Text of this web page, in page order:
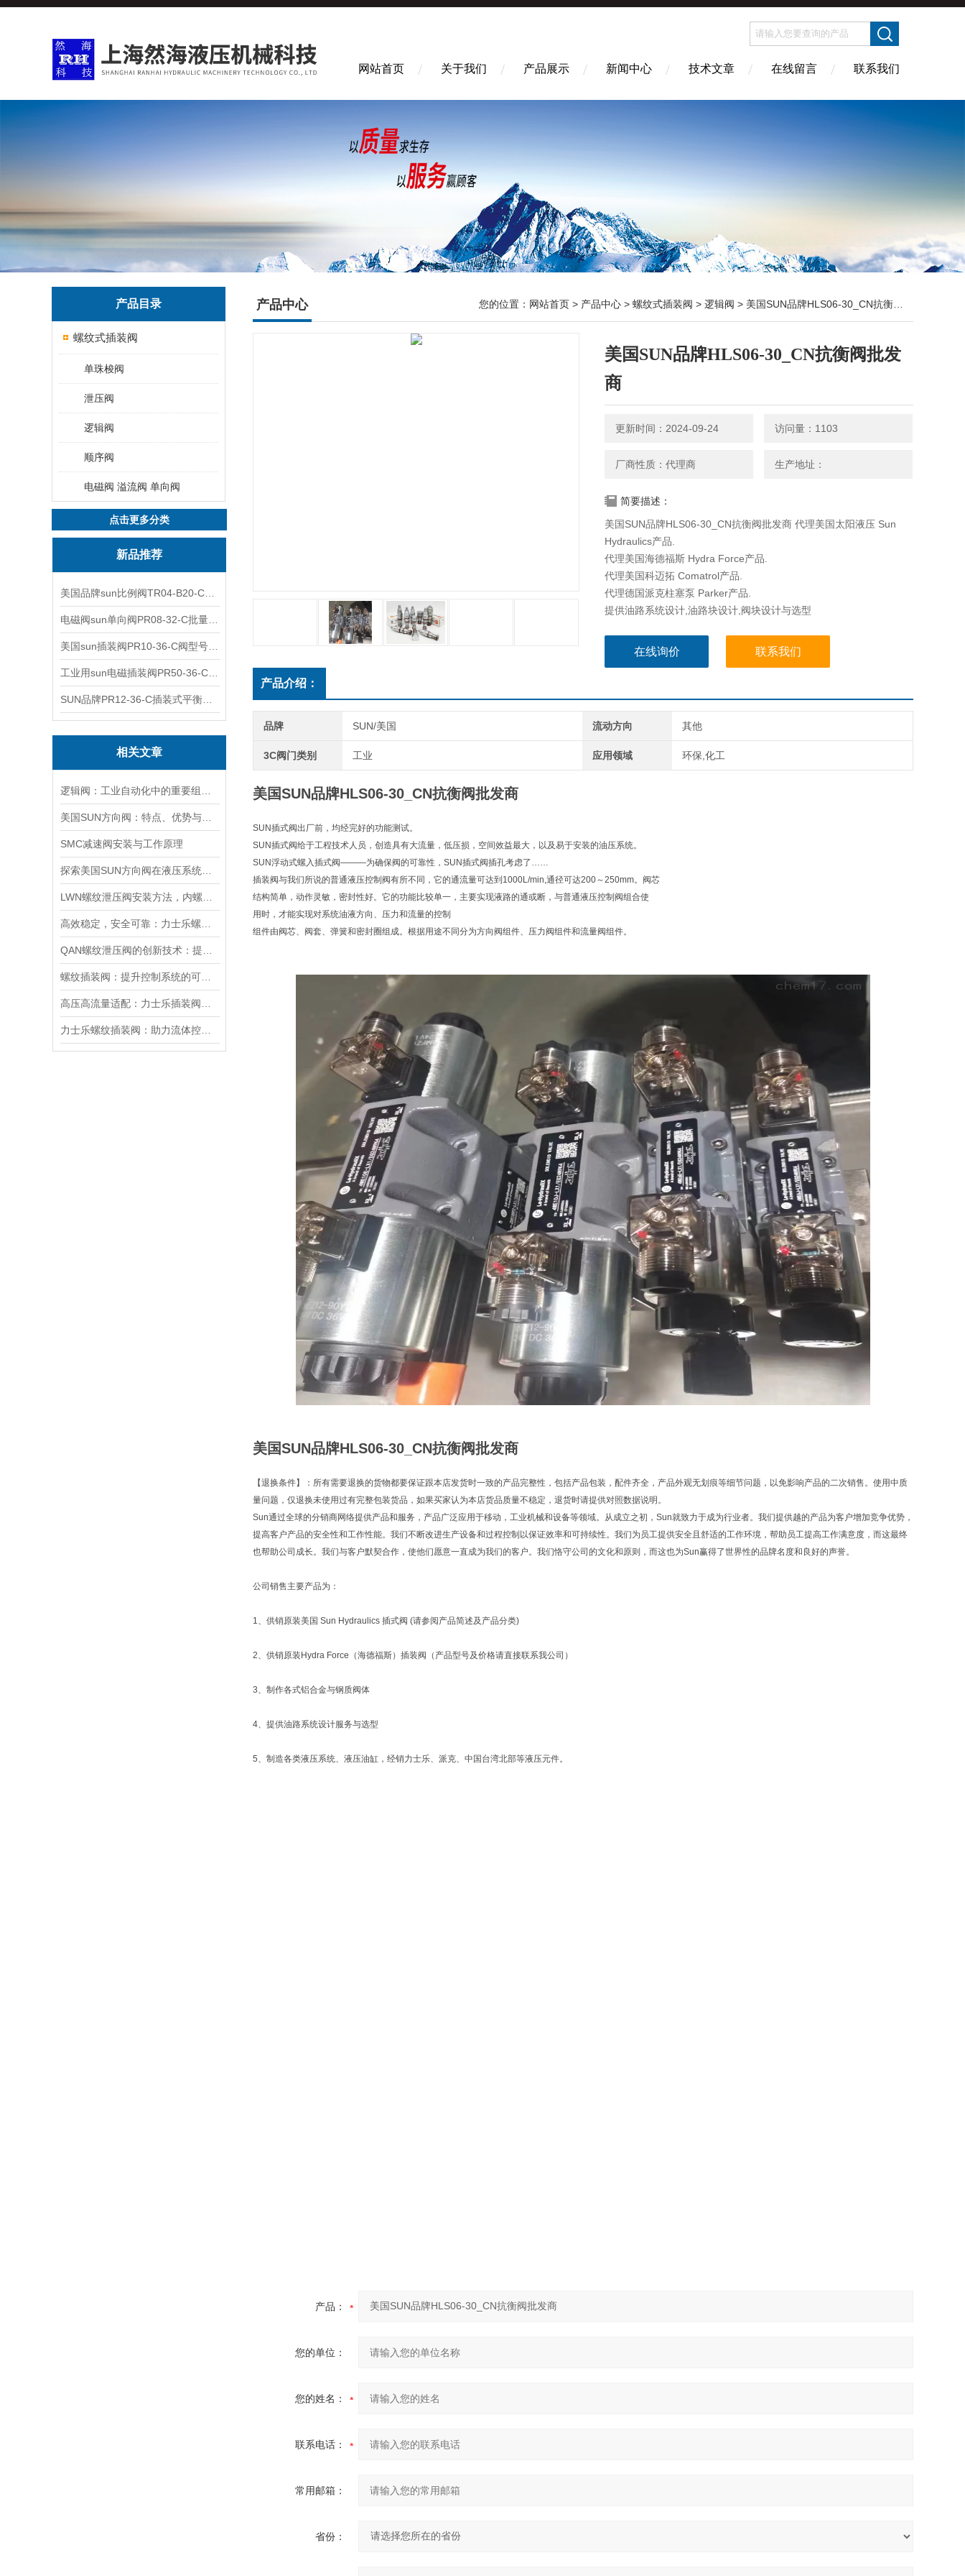
网站首页 关于我们 产品展示 新闻中心 技术文章 在线留言 联系我们
产品目录
螺纹式插装阀
单珠梭阀
泄压阀
逻辑阀
顺序阀
电磁阀 溢流阀 单向阀
点击更多分类
新品推荐
相关文章
SMC减速阀安装与工作原理
产品中心 您的位置： 网站首页 > 产品中心 > 螺纹式插装阀 > 逻辑阀 > 美国SUN品牌HLS06-30_CN抗衡阀批发商
美国SUN品牌HLS06-30_CN抗衡阀批发
商
更新时间：2024-09-24 访问量：1103
厂商性质：代理商 生产地址：
简要描述：
美国SUN品牌HLS06-30_CN抗衡阀批发商 代理美国太阳液压 Sun
Hydraulics产品.
代理美国海德福斯 Hydra Force产品.
代理美国科迈拓 Comatrol产品.
代理德国派克柱塞泵 Parker产品.
提供油路系统设计,油路块设计,阀块设计与选型
在线询价 联系我们
产品介绍：
品牌 SUN/美国 流动方向 其他
3C阀门类别 工业 应用领域 环保,化工
美国SUN品牌HLS06-30_CN抗衡阀批发商
SUN插式阀出厂前，均经完好的功能测试。
SUN插式阀给于工程技术人员，创造具有大流量，低压损，空间效益最大，以及易于安装的油压系统。
SUN浮动式螺入插式阀———为确保阀的可靠性，SUN插式阀插孔考虑了……
插装阀与我们所说的普通液压控制阀有所不同，它的通流量可达到1000L/min,通径可达200～250mm。阀芯
结构简单，动作灵敏，密封性好。它的功能比较单一，主要实现液路的通或断，与普通液压控制阀组合使
用时，才能实现对系统油液方向、压力和流量的控制
组件由阀芯、阀套、弹簧和密封圈组成。根据用途不同分为方向阀组件、压力阀组件和流量阀组件。
美国SUN品牌HLS06-30_CN抗衡阀批发商
【退换条件】：所有需要退换的货物都要保证跟本店发货时一致的产品完整性，包括产品包装，配件齐全，产品外观无划痕等细节问题，以免影响产品的二次销售。使用中质
量问题，仅退换未使用过有完整包装货品，如果买家认为本店货品质量不稳定，退货时请提供对照数据说明。
Sun通过全球的分销商网络提供产品和服务，产品广泛应用于移动，工业机械和设备等领域。从成立之初，Sun就致力于成为行业者。我们提供越的产品为客户增加竞争优势，
提高客户产品的安全性和工作性能。我们不断改进生产设备和过程控制以保证效率和可持续性。我们为员工提供安全且舒适的工作环境，帮助员工提高工作满意度，而这最终
也帮助公司成长。我们与客户默契合作，使他们愿意一直成为我们的客户。我们恪守公司的文化和原则，而这也为Sun赢得了世界性的品牌名度和良好的声誉。
公司销售主要产品为：
1、供销原装美国 Sun Hydraulics 插式阀 (请参阅产品简述及产品分类)
2、供销原装Hydra Force（海德福斯）插装阀（产品型号及价格请直接联系我公司）
3、制作各式铝合金与钢质阀体
4、提供油路系统设计服务与选型
5、制造各类液压系统、液压油缸，经销力士乐、派克、中国台湾北部等液压元件。
产品：
您的单位：
您的姓名：
联系电话：
常用邮箱：
省份：